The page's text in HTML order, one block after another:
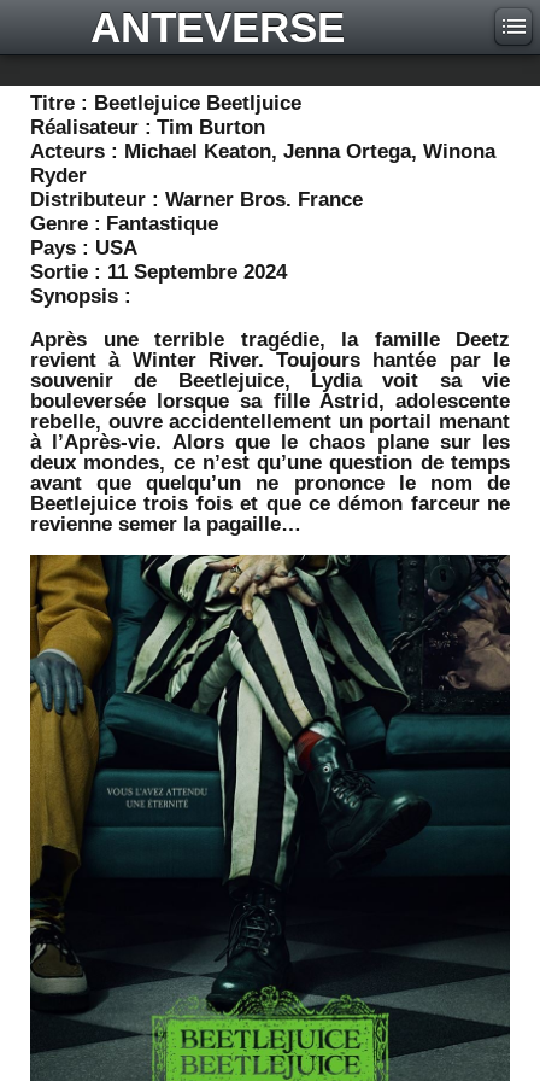
ANTEVERSE
Titre : Beetlejuice Beetljuice
Réalisateur : Tim Burton
Acteurs : Michael Keaton, Jenna Ortega, Winona
Ryder
Distributeur : Warner Bros. France
Genre : Fantastique
Pays : USA
Sortie : 11 Septembre 2024
Synopsis :
Après une terrible tragédie, la famille Deetz
revient à Winter River. Toujours hantée par le
souvenir de Beetlejuice, Lydia voit sa vie
bouleversée lorsque sa fille Astrid, adolescente
rebelle, ouvre accidentellement un portail menant
à l’Après-vie. Alors que le chaos plane sur les
deux mondes, ce n’est qu’une question de temps
avant que quelqu’un ne prononce le nom de
Beetlejuice trois fois et que ce démon farceur ne
revienne semer la pagaille…